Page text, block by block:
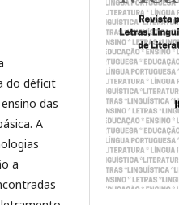
do déficit
das
A
a